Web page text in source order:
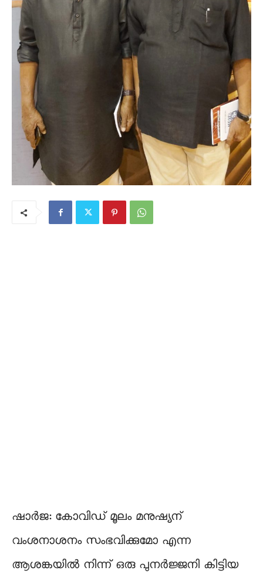
ഷാർജ: കോവിഡ് മൂലം മനുഷ്യന്
വംശനാശനം സംഭവിക്കുമോ എന്ന
ആശങ്കയിൽ നിന്ന് ഒരു പുനർജ്ജനി കിട്ടിയ